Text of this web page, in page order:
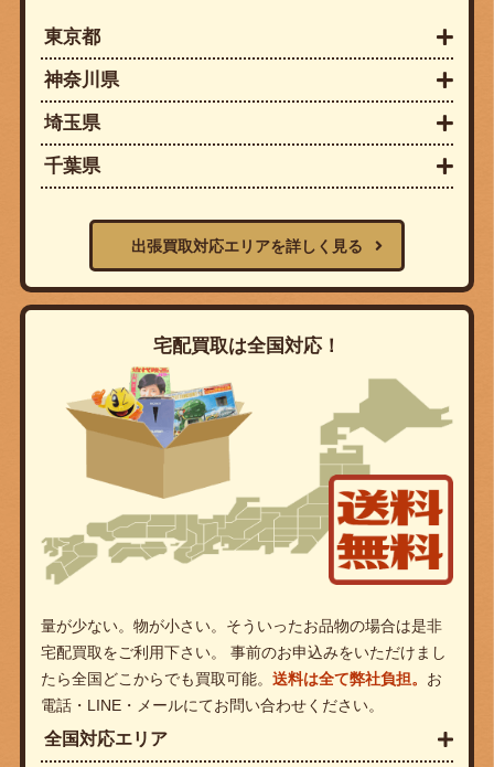
東京都
神奈川県
埼玉県
千葉県
出張買取対応エリアを詳しく見る
宅配買取は全国対応！
量が少ない。物が小さい。そういったお品物の場合は是非
宅配買取をご利用下さい。 事前のお申込みをいただけまし
たら全国どこからでも買取可能。 送料は全て弊社負担。 お
電話・LINE・メールにてお問い合わせください。
全国対応エリア